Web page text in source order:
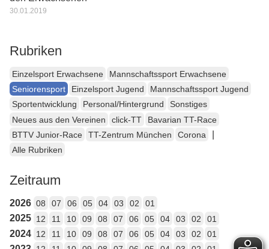
30.01.2019
Rubriken
Einzelsport Erwachsene
Mannschaftssport Erwachsene
Seniorensport
Einzelsport Jugend
Mannschaftssport Jugend
Sportentwicklung
Personal/Hintergrund
Sonstiges
Neues aus den Vereinen
click-TT
Bavarian TT-Race
BTTV Junior-Race
TT-Zentrum München Corona
Alle Rubriken
Zeitraum
2026 08 07 06 05 04 03 02 01
2025 12 11 10 09 08 07 06 05 04 03 02 01
2024 12 11 10 09 08 07 06 05 04 03 02 01